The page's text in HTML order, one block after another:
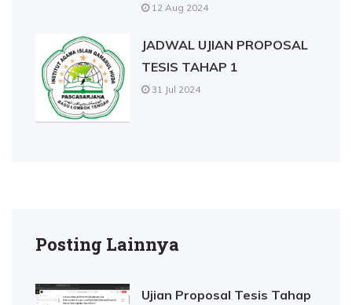
12 Aug 2024
JADWAL UJIAN PROPOSAL
TESIS TAHAP 1
31 Jul 2024
Posting Lainnya
Ujian Proposal Tesis Tahap